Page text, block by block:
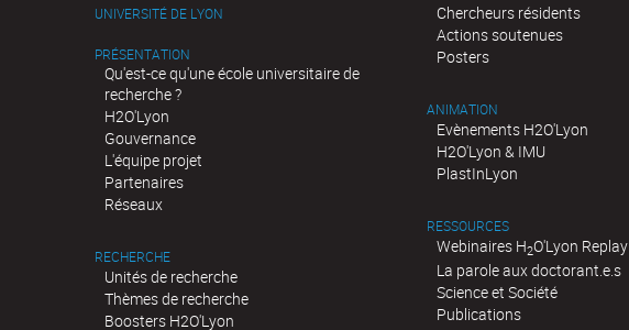
UNIVERSITÉ DE LYON
PRÉSENTATION
Qu'est-ce qu'une école universitaire de
recherche ?
H2O'Lyon
Gouvernance
L'équipe projet
Partenaires
Réseaux
RECHERCHE
Unités de recherche
Thèmes de recherche
Boosters H2O'Lyon
Chercheurs résidents
Actions soutenues
Posters
ANIMATION
Evènements H2O'Lyon
H2O'Lyon & IMU
PlastInLyon
RESSOURCES
Webinaires H2O'Lyon Replay
La parole aux doctorant.e.s
Science et Société
Publications